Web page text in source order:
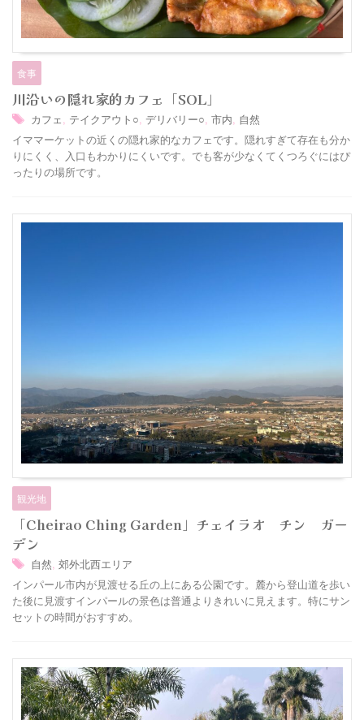
食事
川沿いの隠れ家的カフェ「SOL」
カフェ, テイクアウト○, デリバリー○, 市内, 自然
イママーケットの近くの隠れ家的なカフェです。隠れすぎて存在も分か
りにくく、入口もわかりにくいです。でも客が少なくてくつろぐにはぴ
ったりの場所です。
観光地
「Cheirao Ching Garden」チェイラオ チン ガー
デン
自然, 郊外北西エリア
インパール市内が見渡せる丘の上にある公園です。麓から登山道を歩い
た後に見渡すインパールの景色は普通よりきれいに見えます。特にサン
セットの時間がおすすめ。